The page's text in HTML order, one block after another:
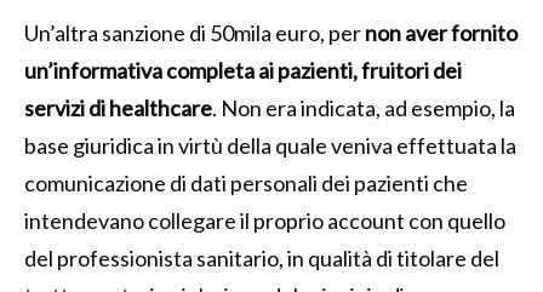
Un’altra sanzione di 50mila euro, pernon aver fornito
un’informativa completa ai pazienti, fruitori dei
servizi di healthcare. Non era indicata, ad esempio, la
base giuridica in virtù della quale veniva effettuata la
comunicazione di dati personali dei pazienti che
intendevano collegare il proprio account con quello
del professionista sanitario, in qualità di titolare del